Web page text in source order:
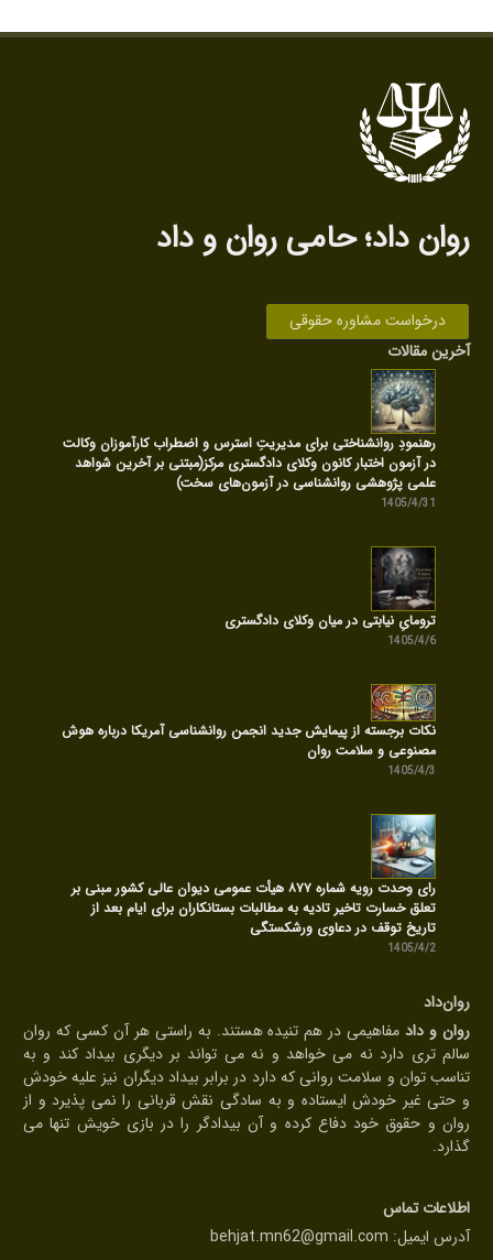
روان داد‌؛ حامی روان‌ و داد
درخواست مشاوره حقوقی
آخرین مقالات
رهنمودِ روانشناختی برای مدیریتِ استرس و اضطراب کارآموزان وکالت
در آزمون اختبار کانون وکلای دادگستری مرکز(مبتنی بر آخرین شواهد
علمی پژوهشی روانشناسی در آزمون‌های سخت)
1405/4/31
ترومایِ نیابتی در میان وکلای دادگستری
1405/4/6
نکات برجسته از پیمایش جدید انجمن روانشناسی آمریکا درباره هوش
مصنوعی و سلامت روان
1405/4/3
رای وحدت رویه شماره ۸۷۷ هیأت عمومی دیوان عالی کشور مبنی بر
تعلق خسارت تاخیر تادیه به مطالبات بستانکاران برای ایام بعد از
تاریخ توقف در دعاوی ورشکستگی
1405/4/2
روان‌داد
روان و دادمفاهیمی در هم تنیده هستند. به راستی هر آن کسی که روان
سالم تری دارد نه می خواهد و نه می تواند بر دیگری بیداد کند و به
تناسب توان و سلامت روانی که دارد در برابر بیداد دیگران نیز علیه خودش
و حتی غیر خودش ایستاده و به سادگی نقش قربانی را نمی پذیرد و از
روان و حقوق خود دفاع کرده و آن بیدادگر را در بازی خویش تنها می
گذارد.
اطلاعات تماس
آدرس ایمیل: behjat.mn62@gmail.com